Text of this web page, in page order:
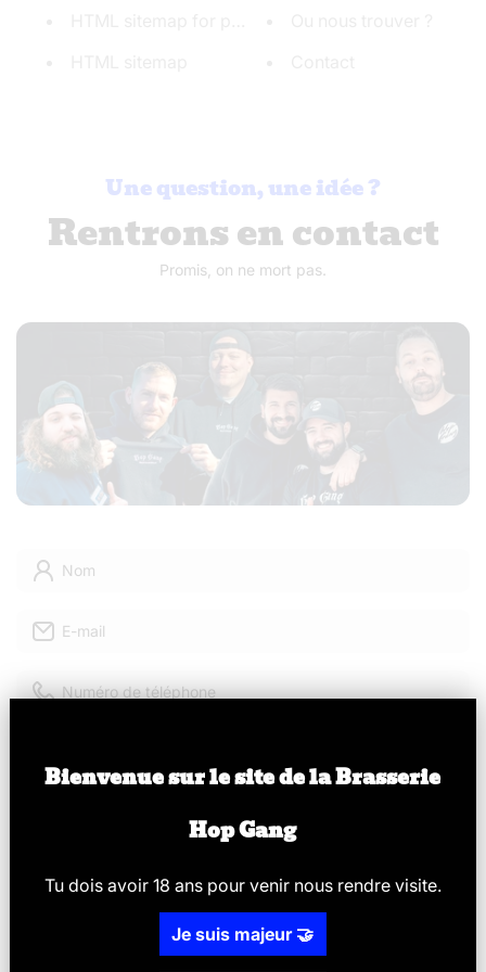
Une question, une idée ?
Rentrons en contact
Promis, on ne mort pas.
Nom
E-mail
Numéro de téléphone
ENVOYER
Bienvenue sur le site de la Brasserie
Hop Gang
Tu dois avoir 18 ans pour venir nous rendre visite.
Je suis majeur 🤝